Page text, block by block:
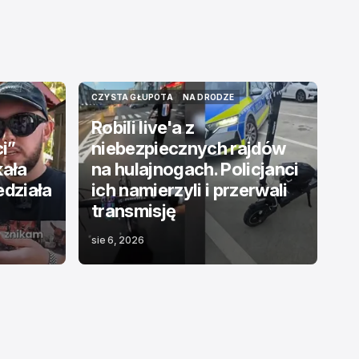
CZYSTA GŁUPOTA
CZYSTA GŁUPOTA
NA DRODZE
NA DRODZE
Robili live'a z
niebezpiecznych rajdów
na hulajnogach. Policjanci
ich namierzyli i przerwali
transmisję
sie 6, 2026